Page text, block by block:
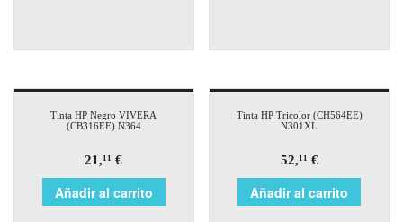
Tinta HP Negro VIVERA
(CB316EE) N364
21,11 €
Añadir al carrito
Tinta HP Tricolor (CH564EE)
N301XL
52,11 €
Añadir al carrito